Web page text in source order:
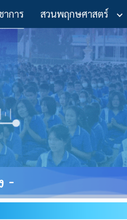
Skip to navigation
การ สวนพฤกษศาสตร์
-